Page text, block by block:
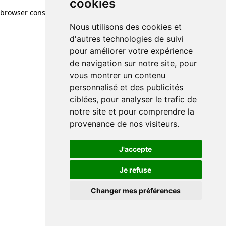
cookies
Nous utilisons des cookies et
d'autres technologies de suivi
pour améliorer votre expérience
de navigation sur notre site, pour
vous montrer un contenu
personnalisé et des publicités
ciblées, pour analyser le trafic de
notre site et pour comprendre la
provenance de nos visiteurs.
J'accepte
Je refuse
Changer mes préférences
cookies
Nous utilisons des cookies et
d'autres technologies de suivi
pour améliorer votre expérience
de navigation sur notre site, pour
vous montrer un contenu
personnalisé et des publicités
ciblées, pour analyser le trafic de
notre site et pour comprendre la
provenance de nos visiteurs.
J'accepte
Je refuse
Changer mes préférences
browser console for more information)